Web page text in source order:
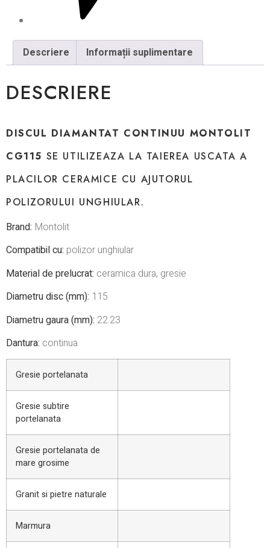
Descriere Informații suplimentare
DESCRIERE
DISCUL DIAMANTAT CONTINUU MONTOLIT
CG115 SE UTILIZEAZA LA TAIEREA USCATA A
PLACILOR CERAMICE CU AJUTORUL
POLIZORULUI UNGHIULAR.
Brand: Montolit
Compatibil cu: polizor unghiular
Material de prelucrat: ceramica dura, gresie
Diametru disc (mm): 115
Diametru gaura (mm): 22.23
Dantura: continua
Gresie portelanata
Gresie subtire
portelanata
Gresie portelanata de
mare grosime
Granit si pietre naturale
Marmura